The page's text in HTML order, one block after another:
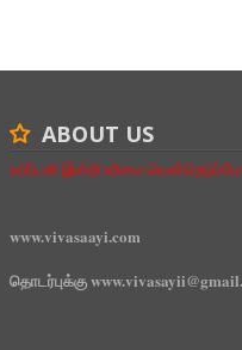
ABOUT US
உயிர்பலி இன்றி உரிமை
www.vivasaayi.com
தொடர்புக்கு